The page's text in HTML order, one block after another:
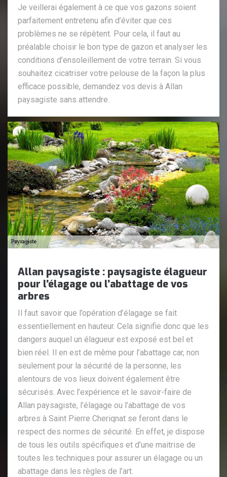
Je veillerai également à ce que vos gazons soient
parfaitement entretenu afin d’éviter que ces
problèmes ne se répètent. Pour cela, il faut au
préalable choisir le bon type de gazon et analyser les
conditions d’ensoleillement de votre terrain. Si vous
souhaitez cicatriser votre pelouse de la façon la plus
efficace possible, demandez vos devis à Allan
paysagiste sans attendre.
Allan paysagiste : paysagiste élagueur
pour l’élagage ou l’abattage de vos
arbres
Il faut savoir que l’opération d’élagage se fait
essentiellement en hauteur. Cela signifie donc que les
dangers auquel un élagueur est exposé est bel et
bien réel. Il en est de même pour l’abattage car, non
seulement pour la sécurité de la personne, les
alentours de vos lieux doivent également être
sécurisés. Avec l’expérience et le savoir-faire de
Allan paysagiste, l’élagage ou l’abattage de vos
arbres à Saint Pierre Cheriqnat se feront dans le
respect des normes de sécurité. En effet, je dispose
de tous les outils spécifiques et d’une maitrise de
toutes les techniques pour assurer un élagage ou un
abattage dans les règles de l’art.